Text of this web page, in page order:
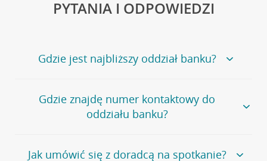
PYTANIA I ODPOWIEDZI
Gdzie jest najbliższy oddział banku?
Jeśli szukasz oddziału naszego banku, zapraszamy na
stronęPlacówki i bankomaty, na której znajduje się
wygodna wyszukiwarka.
oddziałów
Gdzie znajdę numer kontaktowy do
oddziału banku?
Bank Credit Agricole nie udostępnia ogólnego numeru
Jak umówić się z doradcą na spotkanie?